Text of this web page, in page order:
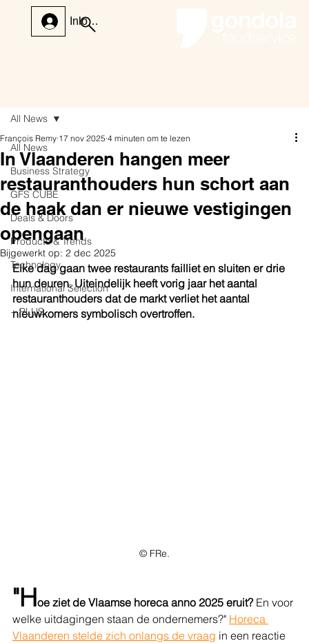
Inloggen
All News
Business Strategy
GFS CUBE
Deals & Doors
Products & Trends
Technology
International Selection
+ PLUS
All News
In Vlaanderen hangen meer
restauranthouders hun schort aan
de haak dan er nieuwe vestigingen
opengaan
François Remy 17 nov 2025 4 minuten om te lezen
Bijgewerkt op: 2 dec 2025
Elke dag gaan twee restaurants failliet en sluiten er drie
hun deuren. Uiteindelijk heeft vorig jaar het aantal
restauranthouders dat de markt verliet het aantal
nieuwkomers symbolisch overtroffen.
© FRe.
"Hoe ziet de Vlaamse horeca anno 2025 eruit? En voor
welke uitdagingen staan de ondernemers?" Horeca
Vlaanderen stelde zich onlangs de vraag in een reactie